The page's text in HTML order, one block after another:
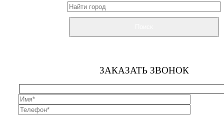
ЗАКАЗАТЬ ЗВОНОК